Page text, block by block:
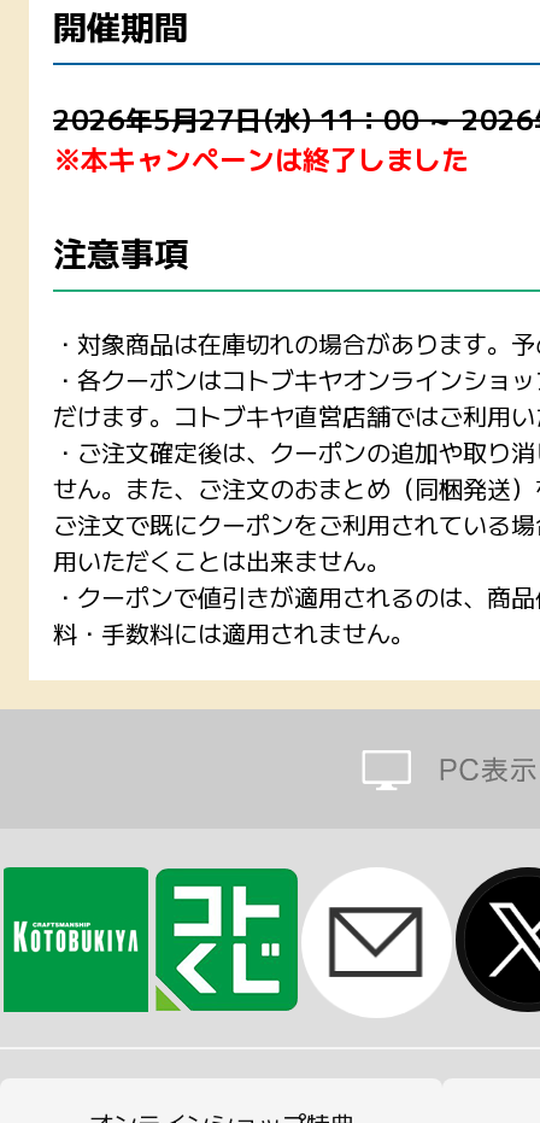
開催期間
2026年5月27日(水) 11：00 ～
※本キャンペーンは終了しました
注意事項
・対象商品は在庫切れの場合があります。
・各クーポンはコトブキヤオンラインショ
だけます。コトブキヤ直営店舗ではご利用
・ご注文確定後は、クーポンの追加や取り
せん。また、ご注文のおまとめ（同梱発送
ご注文で既にクーポンをご利用されている
用いただくことは出来ません。
・クーポンで値引きが適用されるのは、商
料・手数料には適用されません。